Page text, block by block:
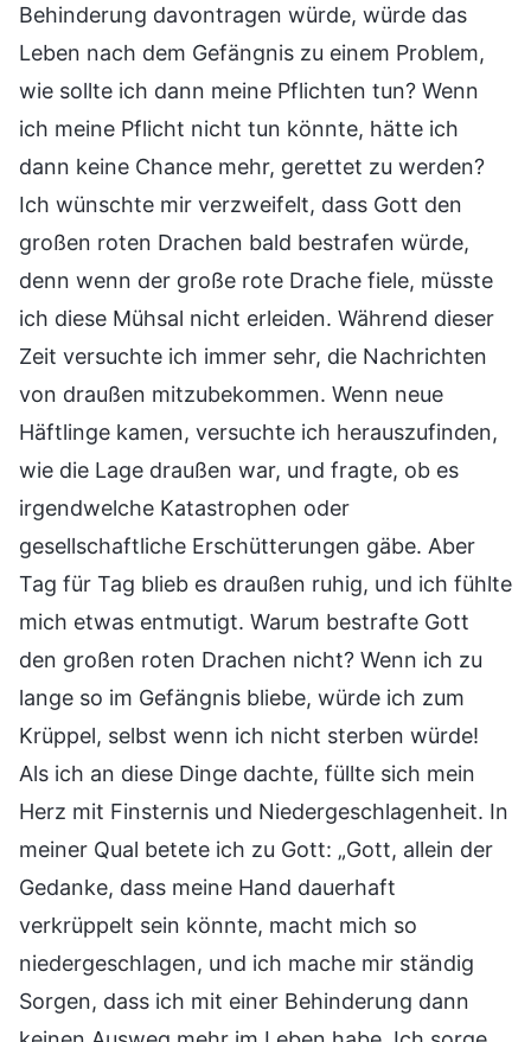
Behinderung davontragen würde, würde das
Leben nach dem Gefängnis zu einem Problem,
wie sollte ich dann meine Pflichten tun? Wenn
ich meine Pflicht nicht tun könnte, hätte ich
dann keine Chance mehr, gerettet zu werden?
Ich wünschte mir verzweifelt, dass Gott den
großen roten Drachen bald bestrafen würde,
denn wenn der große rote Drache fiele, müsste
ich diese Mühsal nicht erleiden. Während dieser
Zeit versuchte ich immer sehr, die Nachrichten
von draußen mitzubekommen. Wenn neue
Häftlinge kamen, versuchte ich herauszufinden,
wie die Lage draußen war, und fragte, ob es
irgendwelche Katastrophen oder
gesellschaftliche Erschütterungen gäbe. Aber
Tag für Tag blieb es draußen ruhig, und ich fühlte
mich etwas entmutigt. Warum bestrafte Gott
den großen roten Drachen nicht? Wenn ich zu
lange so im Gefängnis bliebe, würde ich zum
Krüppel, selbst wenn ich nicht sterben würde!
Als ich an diese Dinge dachte, füllte sich mein
Herz mit Finsternis und Niedergeschlagenheit. In
meiner Qual betete ich zu Gott: „Gott, allein der
Gedanke, dass meine Hand dauerhaft
verkrüppelt sein könnte, macht mich so
niedergeschlagen, und ich mache mir ständig
Sorgen, dass ich mit einer Behinderung dann